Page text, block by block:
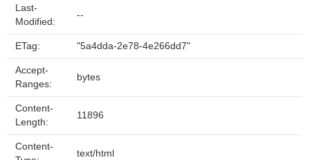
Last-
Modified:
--
ETag: "5a4dda-2e78-4e266dd7"
Accept-
Ranges:
bytes
Content-
Length:
11896
Content-
text/html